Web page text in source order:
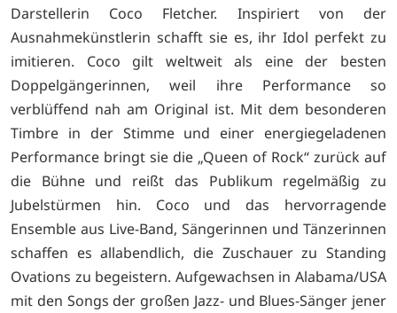
Darstellerin Coco Fletcher. Inspiriert von der
Ausnahmekünstlerin schafft sie es, ihr Idol perfekt zu
imitieren. Coco gilt weltweit als eine der besten
Doppelgängerinnen, weil ihre Performance so
verblüffend nah am Original ist. Mit dem besonderen
Timbre in der Stimme und einer energiegeladenen
Performance bringt sie die „Queen of Rock“ zurück auf
die Bühne und reißt das Publikum regelmäßig zu
Jubelstürmen hin. Coco und das hervorragende
Ensemble aus Live-Band, Sängerinnen und Tänzerinnen
schaffen es allabendlich, die Zuschauer zu Standing
Ovations zu begeistern. Aufgewachsen in Alabama/USA
mit den Songs der großen Jazz- und Blues-Sänger jener